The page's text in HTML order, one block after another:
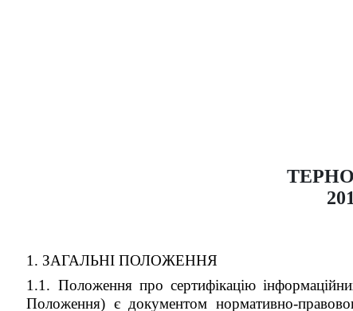
1. ЗАГАЛЬНІ ПОЛОЖЕННЯ
1.1. Положення про сертифікацію
Положення) є документом нормативно-